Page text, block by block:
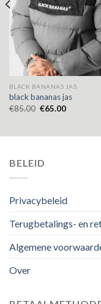
BLACK BANANAS JAS
black bananas jas
€85.00 €65.00
BELEID
Privacybeleid
Terugbetalings- en
Algemene
Over